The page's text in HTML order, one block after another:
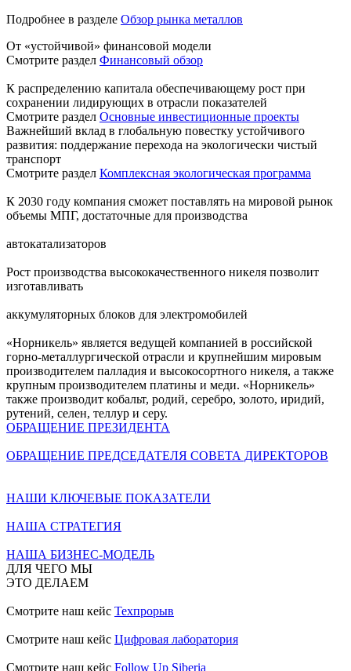
Подробнее в разделе Обзор рынка металлов
От «устойчивой» финансовой модели
Смотрите раздел Финансовый обзор
К распределению капитала обеспечивающему рост при
сохранении лидирующих в отрасли показателей
Смотрите раздел Основные инвестиционные проекты
Важнейший вклад в глобальную повестку устойчивого
развития: поддержание перехода на экологически чистый
транспорт
Смотрите раздел Комплексная экологическая программа
К 2030 году компания сможет поставлять на мировой рынок
объемы МПГ, достаточные для производства
автокатализаторов
Рост производства высококачественного никеля позволит
изготавливать
аккумуляторных блоков для электромобилей
«Норникель» является ведущей компанией в российской
горно-металлургической отрасли и крупнейшим мировым
производителем палладия и высокосортного никеля, а также
крупным производителем платины и меди. «Норникель»
также производит кобальт, родий, серебро, золото, иридий,
рутений, селен, теллур и серу.
ОБРАЩЕНИЕ ПРЕЗИДЕНТА
ОБРАЩЕНИЕ ПРЕДСЕДАТЕЛЯ СОВЕТА ДИРЕКТОРОВ
НАШИ КЛЮЧЕВЫЕ ПОКАЗАТЕЛИ
НАША СТРАТЕГИЯ
НАША БИЗНЕС-МОДЕЛЬ
ДЛЯ ЧЕГО МЫ
ЭТО ДЕЛАЕМ
Смотрите наш кейс Техпрорыв
Смотрите наш кейс Цифровая лаборатория
Смотрите наш кейс Follow Up Siberia